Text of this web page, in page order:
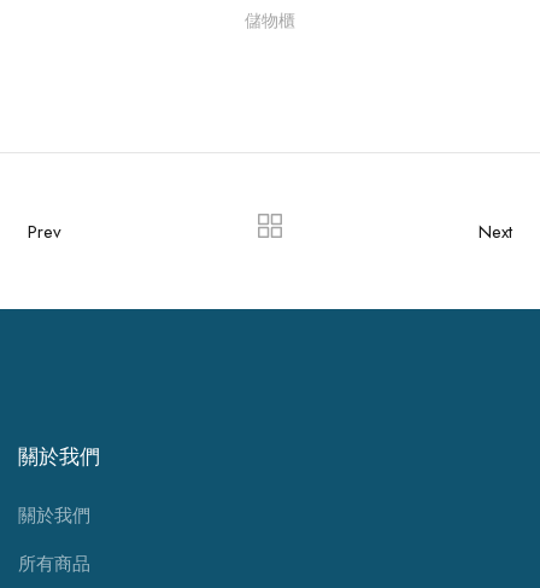
儲物櫃
Prev Next
關於我們
關於我們
所有商品